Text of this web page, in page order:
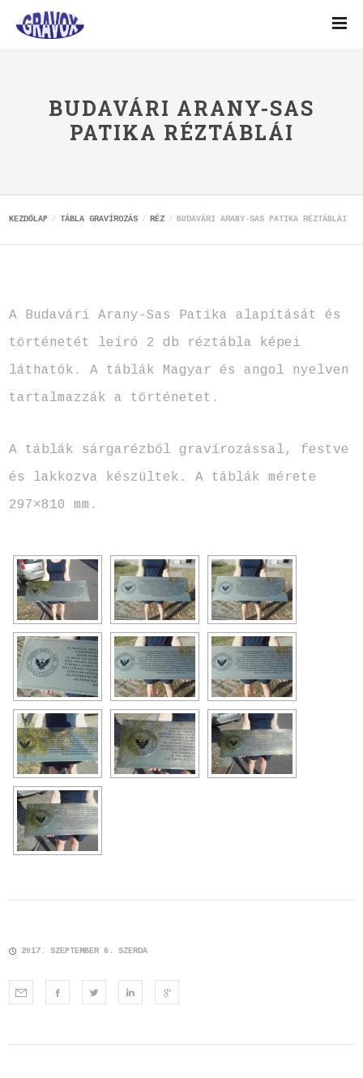
BUDAVÁRI ARANY-SAS
PATIKA RÉZTÁBLÁI
KEZDŐLAP TÁBLA GRAVÍROZÁS RÉZ BUDAVÁRI ARANY-SAS PATIKA RÉZTÁBLÁI
A Budavári Arany-Sas Patika alapítását és
történetét leíró 2 db réztábla képei
láthatók. A táblák Magyar és angol nyelven
tartalmazzák a történetet.
A táblák sárgarézből gravírozással, festve
és lakkozva készültek. A táblák mérete
297×810 mm.
2017. SZEPTEMBER 6. SZERDA